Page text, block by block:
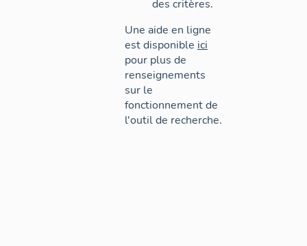
des critères.
Une aide en ligne
est disponible ici
pour plus de
renseignements
sur le
fonctionnement de
l'outil de recherche.